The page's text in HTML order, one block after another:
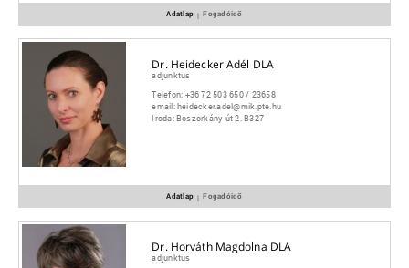
Adatlap | Fogadóidő
Dr. Heidecker Adél DLA
adjunktus
Telefon: +36 72 503 650 / 23658
email:heidecker.adel@mik.pte.hu
Iroda:Boszorkány út 2. B327
Adatlap | Fogadóidő
Dr. Horváth Magdolna DLA
adjunktus